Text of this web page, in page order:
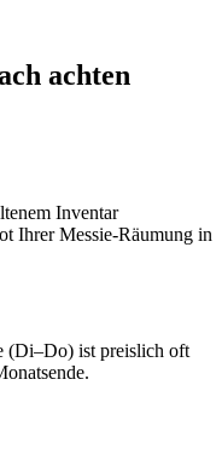
achten
Inventar
Ihrer Messie-Räumung in
(Di–Do) ist preislich oft